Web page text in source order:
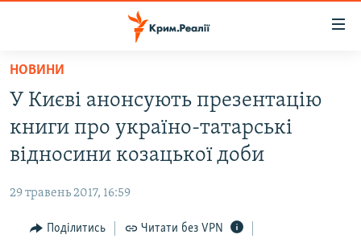
Перейти
основного
матеріалу
Перейти
до
основної
навігації
Перейти
ВІДЕО ТА ФОТО
БЛОГИ
ПОГЛЯД
НОВИНИ
У Києві анонсують презентацію
книги про україно-татарські
відносини козацької доби
29 травень 2017, 16:59
Поділитись Читати без VPN